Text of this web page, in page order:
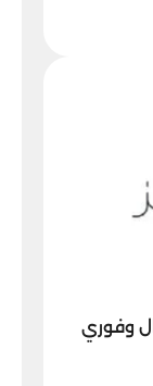
وفوري